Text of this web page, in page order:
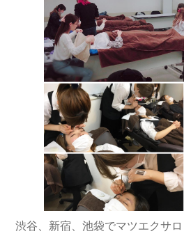
渋谷、新宿、池袋でマツエクサ